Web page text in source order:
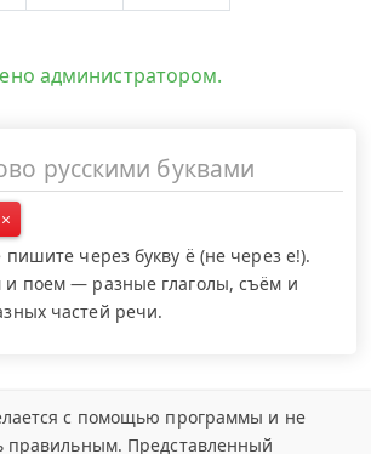
администратором.
×
пишите через букву ё (не через е!).
поем — разные глаголы, съём и
частей речи.
с помощью программы и не
правильным. Представленный